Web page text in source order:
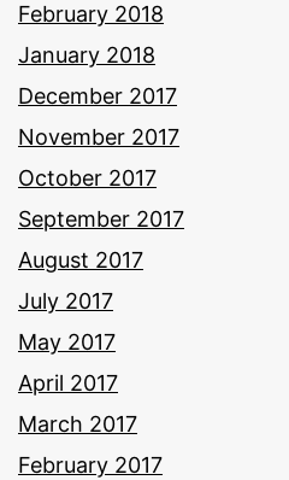
February 2018
January 2018
December 2017
November 2017
October 2017
September 2017
August 2017
July 2017
May 2017
April 2017
March 2017
February 2017